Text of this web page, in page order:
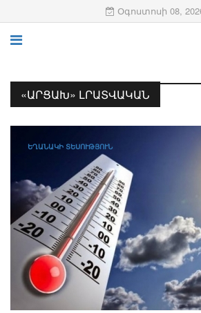
Օգոստոսի 08,
«ԱՐՑԱԽ» ԼՐԱՏՎԱԿԱՆ
ԵՂԱՆԱԿԻ ՏԵՍՈՒԹՅՈՒՆ